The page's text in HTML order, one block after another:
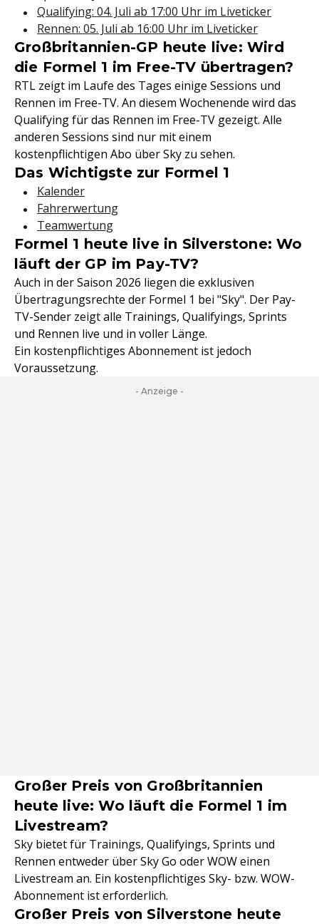
Qualifying: 04. Juli ab 17:00 Uhr im Liveticker
Rennen: 05. Juli ab 16:00 Uhr im Liveticker
Großbritannien-GP heute live: Wird
die Formel 1 im Free-TV übertragen?
RTL zeigt im Laufe des Tages einige Sessions und
Rennen im Free-TV. An diesem Wochenende wird das
Qualifying für das Rennen im Free-TV gezeigt. Alle
anderen Sessions sind nur mit einem
kostenpflichtigen Abo über Sky zu sehen.
Das Wichtigste zur Formel 1
Kalender
Fahrerwertung
Teamwertung
Formel 1 heute live in Silverstone: Wo
läuft der GP im Pay-TV?
Auch in der Saison 2026 liegen die exklusiven
Übertragungsrechte der Formel 1 bei "Sky". Der Pay-
TV-Sender zeigt alle Trainings, Qualifyings, Sprints
und Rennen live und in voller Länge.
Ein kostenpflichtiges Abonnement ist jedoch
Voraussetzung.
- Anzeige -
Großer Preis von Großbritannien
heute live: Wo läuft die Formel 1 im
Livestream?
Sky bietet für Trainings, Qualifyings, Sprints und
Rennen entweder über Sky Go oder WOW einen
Livestream an. Ein kostenpflichtiges Sky- bzw. WOW-
Abonnement ist erforderlich.
Großer Preis von Silverstone heute